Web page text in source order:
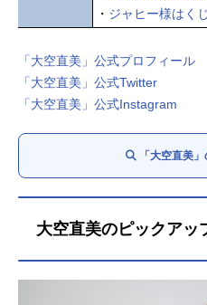
・ ジャヒー様はく
「大空直美」公式プロフィール
「大空直美」公式Twitter
「大空直美」公式Instagram
「大空直美
大空直美のピックアッ